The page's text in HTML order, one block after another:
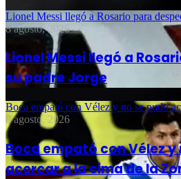
Lionel Messi llegó a Rosario para
8 agosto, 2026
Lionel Messi llegó a
su padre Jorge
Boca empató con Vélez y no se pudo
8 agosto, 2026
Boca empató con Vélez y
acercar a la cima de la